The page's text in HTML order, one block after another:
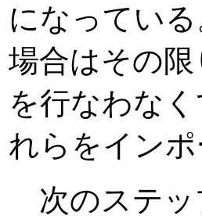
になってい
場合はその
を行なわな
れらをイン
次のステッ